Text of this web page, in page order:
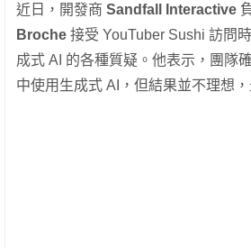
近日，開發商 Sandfall Interactive
Broche 接受 YouTuber Sushi 訪問
成式 AI 的各種質疑。他表示，團隊
中使用生成式 AI，但結果並不理想